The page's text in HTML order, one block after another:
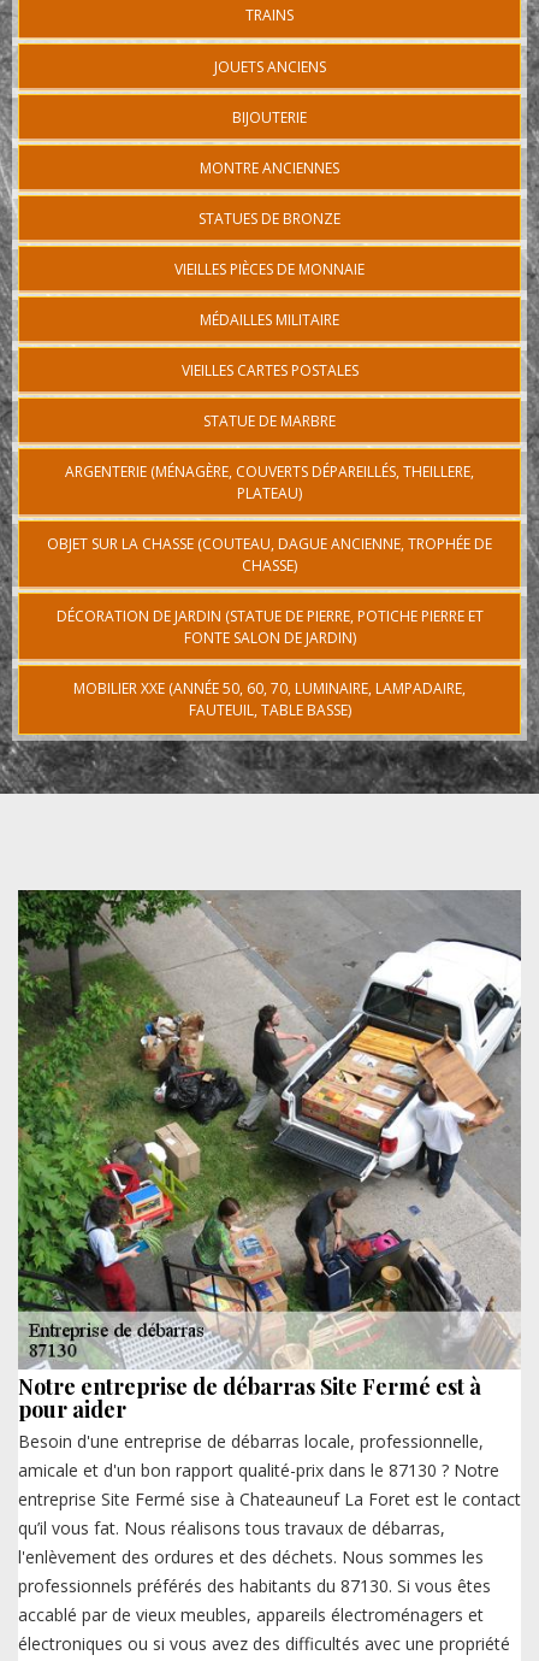
TRAINS
JOUETS ANCIENS
BIJOUTERIE
MONTRE ANCIENNES
STATUES DE BRONZE
VIEILLES PIÈCES DE MONNAIE
MÉDAILLES MILITAIRE
VIEILLES CARTES POSTALES
STATUE DE MARBRE
ARGENTERIE (MÉNAGÈRE, COUVERTS DÉPAREILLÉS, THEILLERE,
PLATEAU)
OBJET SUR LA CHASSE (COUTEAU, DAGUE ANCIENNE, TROPHÉE DE
CHASSE)
DÉCORATION DE JARDIN (STATUE DE PIERRE, POTICHE PIERRE ET
FONTE SALON DE JARDIN)
MOBILIER XXE (ANNÉE 50, 60, 70, LUMINAIRE, LAMPADAIRE,
FAUTEUIL, TABLE BASSE)
Notre entreprise de débarras Site Fermé est à
pour aider
Besoin d'une entreprise de débarras locale, professionnelle,
amicale et d'un bon rapport qualité-prix dans le 87130 ? Notre
entreprise Site Fermé sise à Chateauneuf La Foret est le contact
qu’il vous fat. Nous réalisons tous travaux de débarras,
l'enlèvement des ordures et des déchets. Nous sommes les
professionnels préférés des habitants du 87130. Si vous êtes
accablé par de vieux meubles, appareils électroménagers et
électroniques ou si vous avez des difficultés avec une propriété